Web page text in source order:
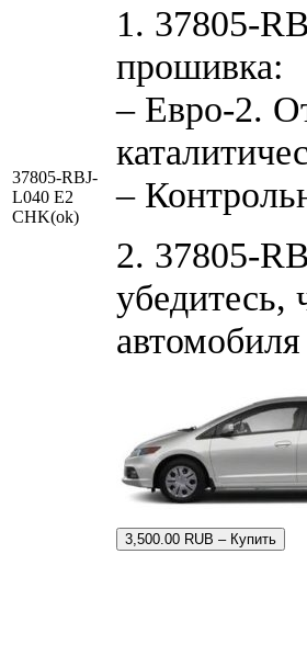
37805-RBJ-
L040 E2
CHK(ok)
1. 37805-
прошивка:
– Евро-2.
–
2. 37805-
убедитесь,
автомобиля
3,500.00 RUB – Купить